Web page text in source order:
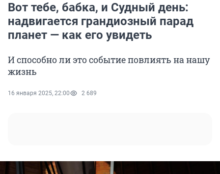
Вот тебе, бабка, и Судный день:
надвигается грандиозный парад
планет — как его увидеть
И способно ли это событие повлиять на нашу
жизнь
16 января 2025, 22:00 2 689